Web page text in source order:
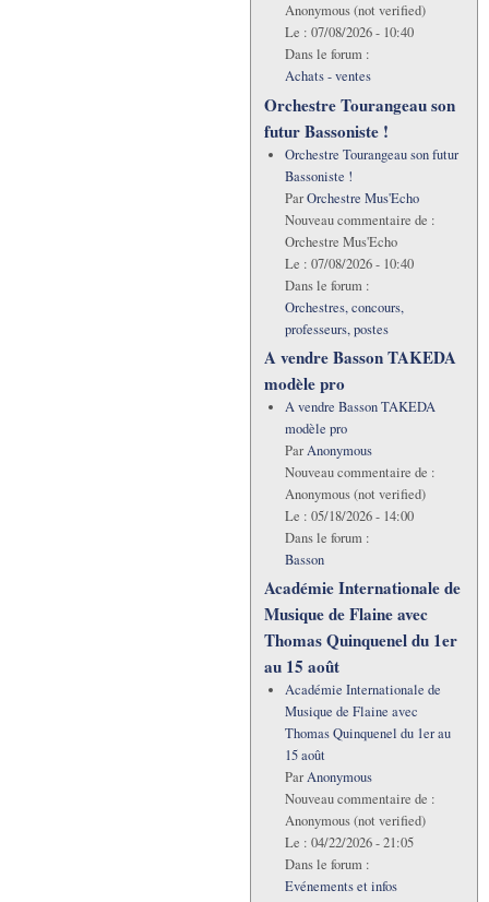
Anonymous (not verified)
Le : 07/08/2026 - 10:40
Dans le forum :
Achats - ventes
Orchestre Tourangeau son
futur Bassoniste !
Orchestre Tourangeau son futur
Bassoniste !
ParOrchestre Mus'Echo
Nouveau commentaire de :
Orchestre Mus'Echo
Le : 07/08/2026 - 10:40
Dans le forum :
Orchestres, concours,
professeurs, postes
A vendre Basson TAKEDA
modèle pro
A vendre Basson TAKEDA
modèle pro
ParAnonymous
Nouveau commentaire de :
Anonymous (not verified)
Le : 05/18/2026 - 14:00
Dans le forum :
Basson
Académie Internationale de
Musique de Flaine avec
Thomas Quinquenel du 1er
au 15 août
Académie Internationale de
Musique de Flaine avec
Thomas Quinquenel du 1er au
15 août
ParAnonymous
Nouveau commentaire de :
Anonymous (not verified)
Le : 04/22/2026 - 21:05
Dans le forum :
Evénements et infos